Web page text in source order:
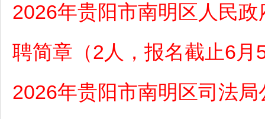
2026年贵阳市南明区人民
聘简章（2人，报名截止6月
2026年贵阳市南明区司法